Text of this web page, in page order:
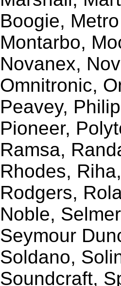
Boogie,
Montarbo,
Novanex,
Omnitronic,
Peavey,
Pioneer,
Ramsa,
Rhodes,
Rodgers,
Noble,
Seymour
Soldano,
Soundcraft,